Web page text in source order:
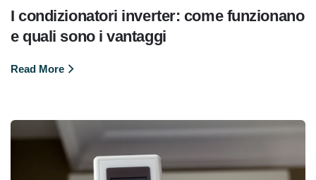
I condizionatori inverter: come funzionano
e quali sono i vantaggi
Read More